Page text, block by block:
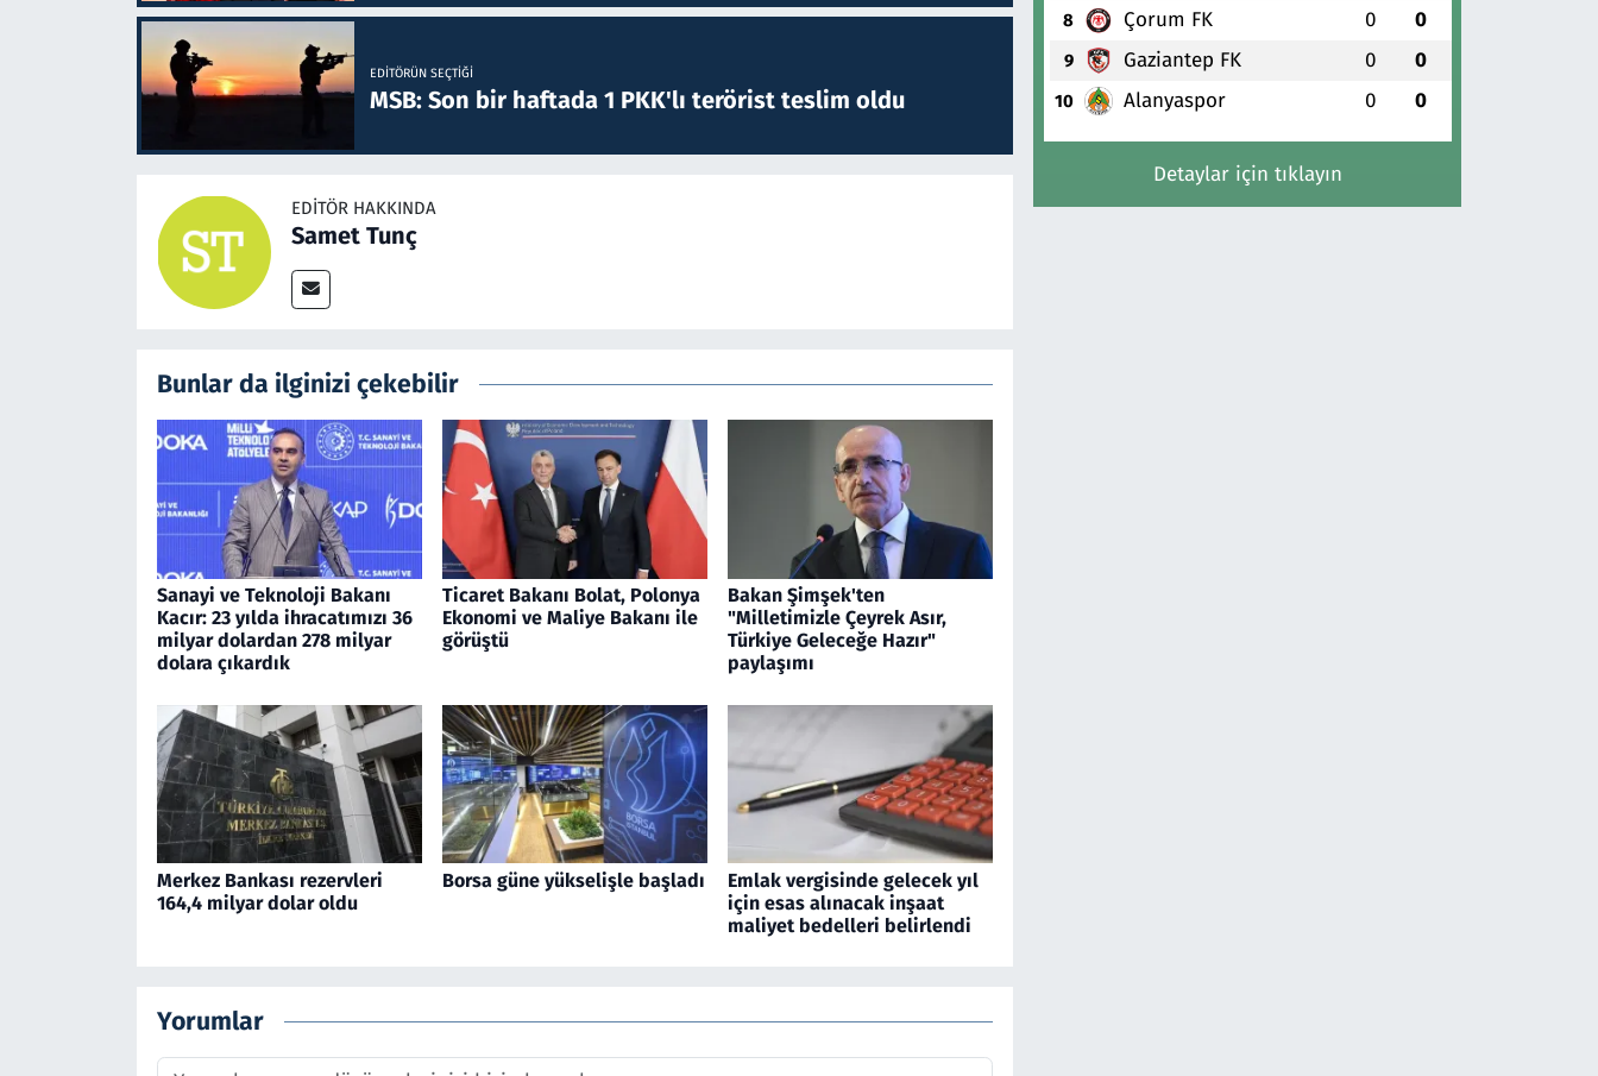
EDITÖRÜN SEÇTIĞI
MSB: Son bir haftada 1 PKK'lı terörist teslim oldu
EDITÖR HAKKINDA
Samet Tunç
Bunlar da ilginizi çekebilir
Sanayi ve Teknoloji Bakanı
Kacır: 23 yılda ihracatımızı 36
milyar dolardan 278 milyar
dolara çıkardık
Ticaret Bakanı Bolat, Polonya
Ekonomi ve Maliye Bakanı ile
görüştü
Bakan Şimşek'ten
"Milletimizle Çeyrek Asır,
Türkiye Geleceğe Hazır"
paylaşımı
Merkez Bankası rezervleri
164,4 milyar dolar oldu
Borsa güne yükselişle başladı
Emlak vergisinde gelecek yıl
için esas alınacak inşaat
maliyet bedelleri belirlendi
Yorumlar
8 Çorum FK 0 0
9 Gaziantep FK 0 0
10 Alanyaspor 0 0
Detaylar için tıklayın